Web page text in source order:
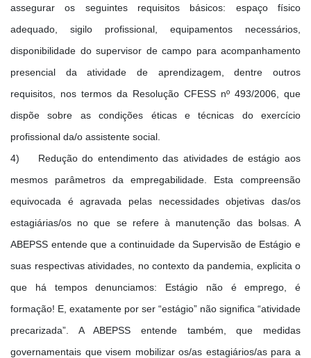
assegurar os seguintes requisitos básicos: espaço físico
adequado, sigilo profissional, equipamentos necessários,
disponibilidade do supervisor de campo para acompanhamento
presencial da atividade de aprendizagem, dentre outros
requisitos, nos termos da Resolução CFESS nº 493/2006, que
dispõe sobre as condições éticas e técnicas do exercício
profissional da/o assistente social.
4) Redução do entendimento das atividades de estágio aos
mesmos parâmetros da empregabilidade. Esta compreensão
equivocada é agravada pelas necessidades objetivas das/os
estagiárias/os no que se refere à manutenção das bolsas. A
ABEPSS entende que a continuidade da Supervisão de Estágio e
suas respectivas atividades, no contexto da pandemia, explicita o
que há tempos denunciamos: Estágio não é emprego, é
formação! E, exatamente por ser “estágio” não significa “atividade
precarizada”. A ABEPSS entende também, que medidas
governamentais que visem mobilizar os/as estagiários/as para a